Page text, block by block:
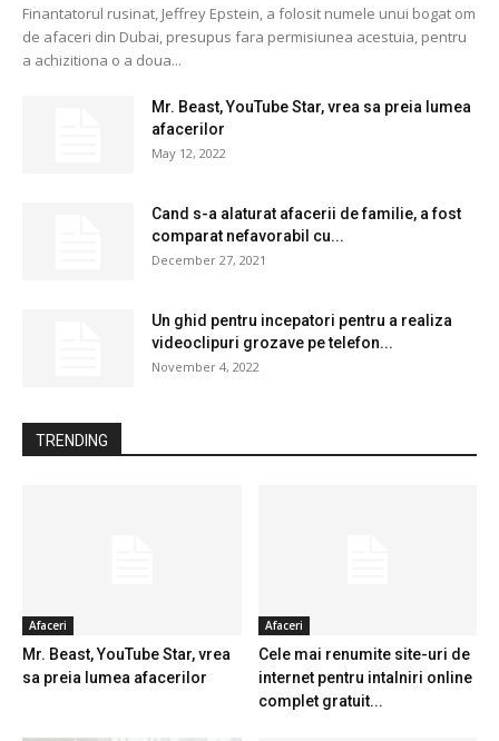
Finantatorul rusinat, Jeffrey Epstein, a folosit numele unui bogat om
de afaceri din Dubai, presupus fara permisiunea acestuia, pentru
a achizitiona o a doua...
Mr. Beast, YouTube Star, vrea sa preia lumea
afacerilor
May 12, 2022
Cand s-a alaturat afacerii de familie, a fost
comparat nefavorabil cu...
December 27, 2021
Un ghid pentru incepatori pentru a realiza
videoclipuri grozave pe telefon...
November 4, 2022
TRENDING
Afaceri
Mr. Beast, YouTube Star, vrea
sa preia lumea afacerilor
Afaceri
Cele mai renumite site-uri de
internet pentru intalniri online
complet gratuit...